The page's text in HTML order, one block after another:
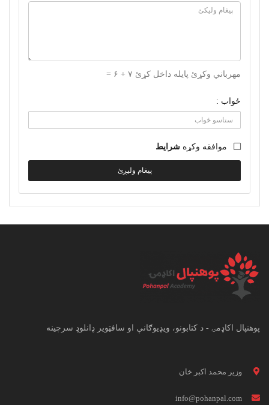
مهرباني وکړئ پایله داخل کړئ ۷ + ۶ =
ځواب :
موافقه وکړه شرایط
پیغام ولیږئ
پوهنپال اکاډمۍ - د کتابونو، ویډیوګانې او سافټویر ډانلوډ سرچینه
وزیر محمد اکبر خان
info@pohanpal.com